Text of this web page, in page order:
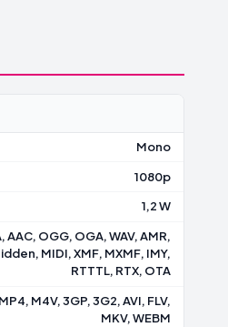
Mono
1080p
1,2 W
AAC, OGG, OGA, WAV, AMR,
MIDI, XMF, MXMF, IMY,
RTTTL, RTX, OTA
MP4, M4V, 3GP, 3G2, AVI, FLV,
MKV, WEBM